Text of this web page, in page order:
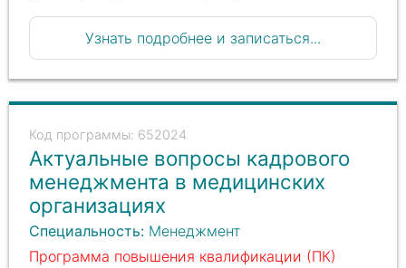
Узнать подробнее и записаться...
652024
Актуальные вопросы кадрового
менеджмента в медицинских
организациях
Специальность: Менеджмент
Программа повышения квалификации (ПК)